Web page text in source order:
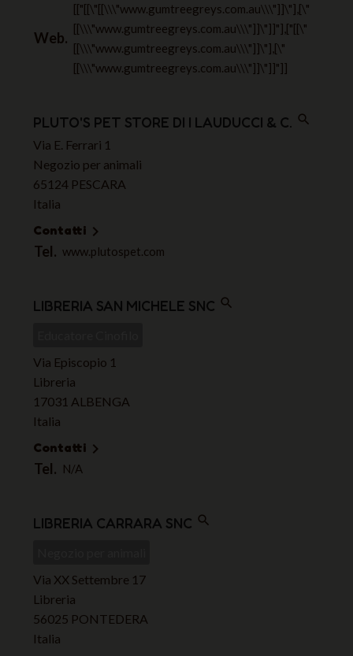
Web.
[["[[\"[[\\\"www.gumtreegreys.com.au\\\"]]\"],[\"
[[\\\"www.gumtreegreys.com.au\\\"]]\"]]"],["[[\"
[[\\\"www.gumtreegreys.com.au\\\"]]\"],[\"
[[\\\"www.gumtreegreys.com.au\\\"]]\"]]"]]
PLUTO'S PET STORE DI I LAUDUCCI & C. search
Via E. Ferrari 1
Negozio per animali
65124 PESCARA
Italia
Contatti 
Tel. www.plutospet.com
LIBRERIA SAN MICHELE SNC search
Via Episcopio 1
Libreria
17031 ALBENGA
Italia
Contatti 
Tel. N/A
LIBRERIA CARRARA SNC search
Via XX Settembre 17
Libreria
56025 PONTEDERA
Italia